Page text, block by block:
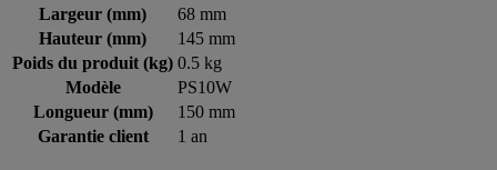
Largeur (mm)
68 mm
Hauteur (mm)
145 mm
Poids du produit (kg) 0.5 kg
Modèle
PS10W
Longueur (mm)
150 mm
Garantie client
1 an